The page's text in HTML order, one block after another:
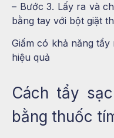
– Bước 3. Lấy ra và
bằng tay với bột giặt
Giấm có khả năng
hiệu quả
Cách tẩy
bằng thuốc